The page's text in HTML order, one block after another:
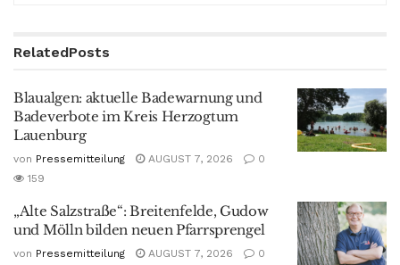
RelatedPosts
Blaualgen: aktuelle Badewarnung und
Badeverbote im Kreis Herzogtum
Lauenburg
von Pressemitteilung AUGUST 7, 2026
0
159
„Alte Salzstraße“: Breitenfelde, Gudow
und Mölln bilden neuen Pfarrsprengel
von Pressemitteilung AUGUST 7, 2026
0